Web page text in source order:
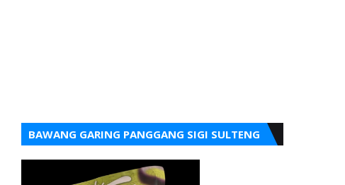
BAWANG GARING PANGGANG SIGI SULTENG